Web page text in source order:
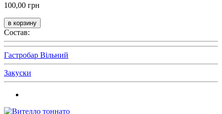
100,00 грн
Состав:
Гастробар Вільний
Закуски